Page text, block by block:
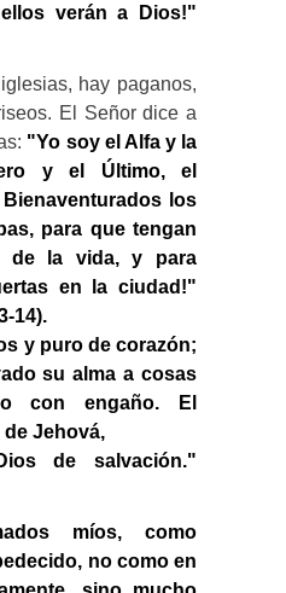
verán a Dios!"
hay paganos,
El Señor dice a
"Yo soy el Alfa y la
y el Último, el
los
para que tengan
de la vida, y para
en la ciudad!"
14).
y puro de corazón;
su alma a cosas
con engaño. El
Jehová,
de salvación."
míos, como
no como en